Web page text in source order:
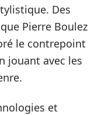
Des
Pierre Boulez
le contrepoint
jouant avec les
et